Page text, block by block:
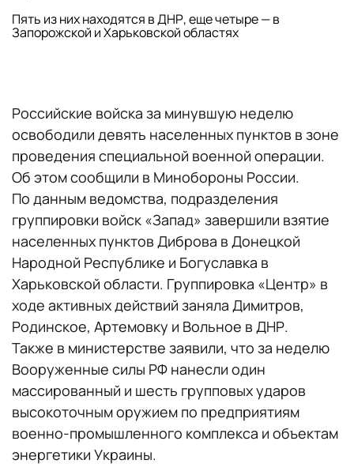
Пять из них находятся в ДНР, еще четыре — в
Запорожской и Харьковской областях
Российские войска за минувшую неделю
освободили девять населенных пунктов в зоне
проведения специальной военной операции.
Об этом сообщили в Минобороны России.
По данным ведомства, подразделения
группировки войск «Запад» завершили взятие
населенных пунктов Диброва в Донецкой
Народной Республике и Богуславка в
Харьковской области. Группировка «Центр» в
ходе активных действий заняла Димитров,
Родинское, Артемовку и Вольное в ДНР.
Также в министерстве заявили, что за неделю
Вооруженные силы РФ нанесли один
массированный и шесть групповых ударов
высокоточным оружием по предприятиям
военно-промышленного комплекса и объектам
энергетики Украины.